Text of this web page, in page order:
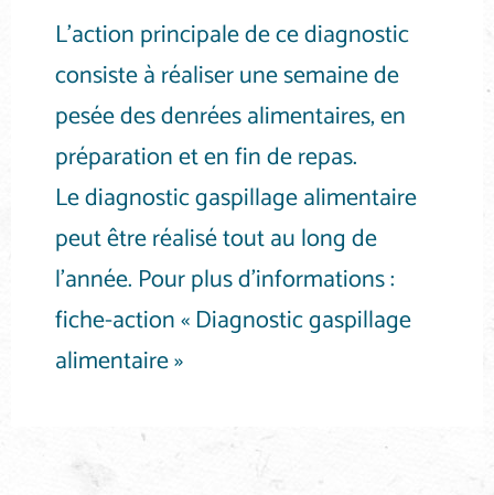
L’action principale de ce diagnostic
consiste à réaliser une semaine de
pesée des denrées alimentaires, en
préparation et en fin de repas.
Le diagnostic gaspillage alimentaire
peut être réalisé tout au long de
l’année. Pour plus d’informations :
fiche-action « Diagnostic gaspillage
alimentaire »